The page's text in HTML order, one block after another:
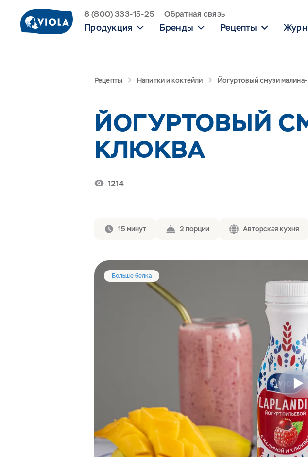
8 (800) 333-15-25 Обратная связь
Продукция Бренды Рецепты
Рецепты Напитки и коктейли Йогуртовый смузи
ЙОГУРТОВЫЙ
КЛЮКВА
1214
15 минут 2 порции Авторская кухня
Больше белка